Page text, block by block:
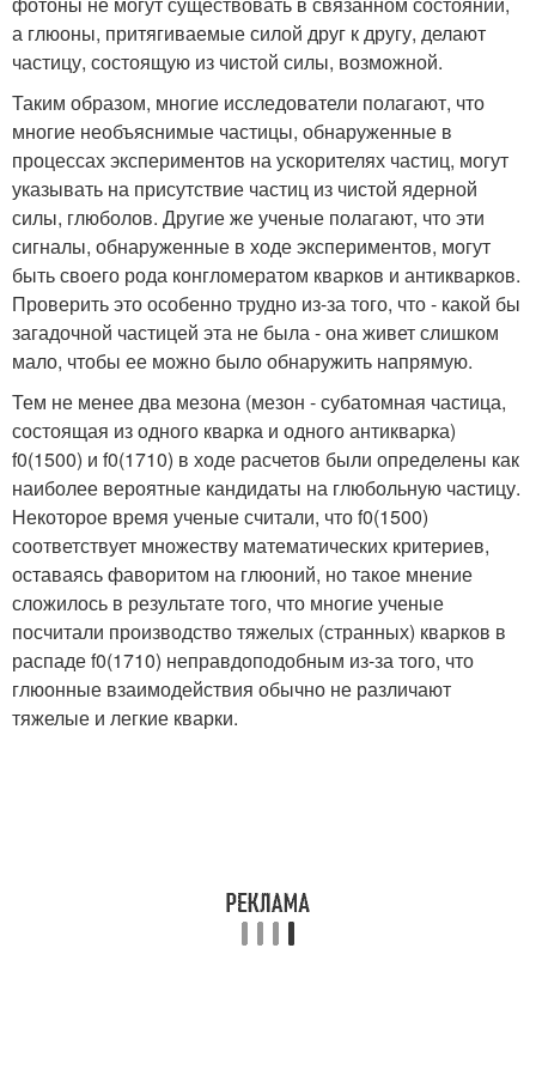
а глюоны, притягиваемые силой друг к другу, делают
частицу, состоящую из чистой силы, возможной.
Таким образом, многие исследователи полагают, что
многие необъяснимые частицы, обнаруженные в
процессах экспериментов на ускорителях частиц, могут
указывать на присутствие частиц из чистой ядерной
силы, глюболов. Другие же ученые полагают, что эти
сигналы, обнаруженные в ходе экспериментов, могут
быть своего рода конгломератом кварков и антикварков.
Проверить это особенно трудно из-за того, что - какой бы
загадочной частицей эта не была - она живет слишком
мало, чтобы ее можно было обнаружить напрямую.
Тем не менее два мезона (мезон - субатомная частица,
состоящая из одного кварка и одного антикварка)
f0(1500) и f0(1710) в ходе расчетов были определены как
наиболее вероятные кандидаты на глюбольную частицу.
Некоторое время ученые считали, что f0(1500)
соответствует множеству математических критериев,
оставаясь фаворитом на глюоний, но такое мнение
сложилось в результате того, что многие ученые
посчитали производство тяжелых (странных) кварков в
распаде f0(1710) неправдоподобным из-за того, что
глюонные взаимодействия обычно не различают
тяжелые и легкие кварки.